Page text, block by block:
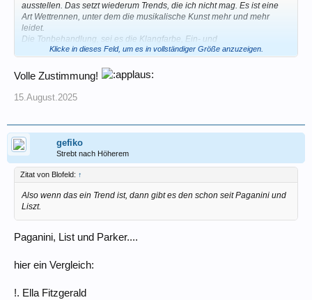
ausstellen. Das setzt wiederum Trends, die ich nicht mag. Es ist eine
Art Wettrennen, unter dem die musikalische Kunst mehr und mehr
leidet.
Die Tonbehandlung, sei es die Klangfarbe, Ein- und
Ausschwingvorgang, Phrasierung, das Vibrato, all das scheint jetzt
Tempo die wildesten Sachen. Es gibt keine professionellen Soli mehr,
die nicht mindestens in double time möglichst noch die Top Tones
bedienen.
gerade denn, wenn man im Workshop eine vorbildliche Rolle
einnimmt.
Klicke in dieses Feld, um es in vollständiger Größe anzuzeigen.
Volle Zustimmung!
15.August.2025
gefiko
Strebt nach Höherem
Zitat von Blofeld: ↑
Also wenn das ein Trend ist, dann gibt es den schon seit Paganini und
Liszt.
Paganini, List und Parker....
hier ein Vergleich:
!. Ella Fitzgerald